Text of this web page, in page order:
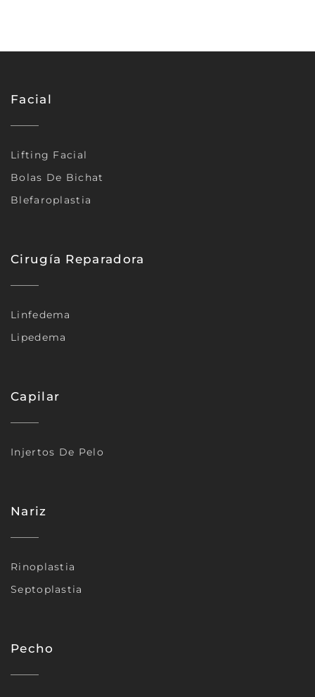
Facial
Lifting Facial
Bolas De Bichat
Blefaroplastia
Cirugía Reparadora
Linfedema
Lipedema
Capilar
Injertos De Pelo
Nariz
Rinoplastia
Septoplastia
Pecho